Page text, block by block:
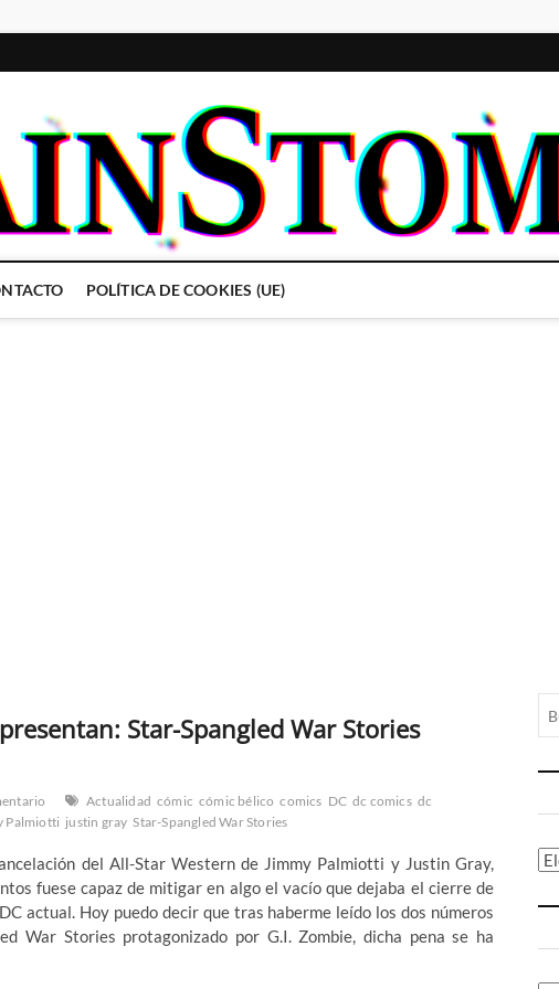
POLÍTICA DE COOKIES (UE)
Star-Spangled War Stories
Actualidad cómic cómic bélico comics DC dc comics dc
Palmiotti justin gray Star-Spangled War Stories
del All-Star Western de Jimmy Palmiotti y Justin Gray,
fuese capaz de mitigar en algo el vacío que dejaba el cierre de
actual. Hoy puedo decir que tras haberme leído los dos números
War Stories protagonizado por G.I. Zombie, dicha pena se ha